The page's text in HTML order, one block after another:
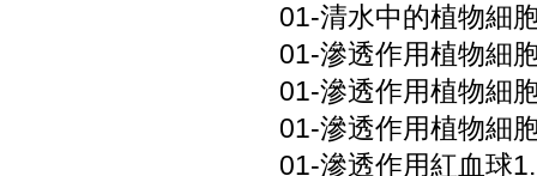
01-清水中的植物細
01-滲透作用植物細
01-滲透作用植物細
01-滲透作用植物細
01-滲透作用紅血球